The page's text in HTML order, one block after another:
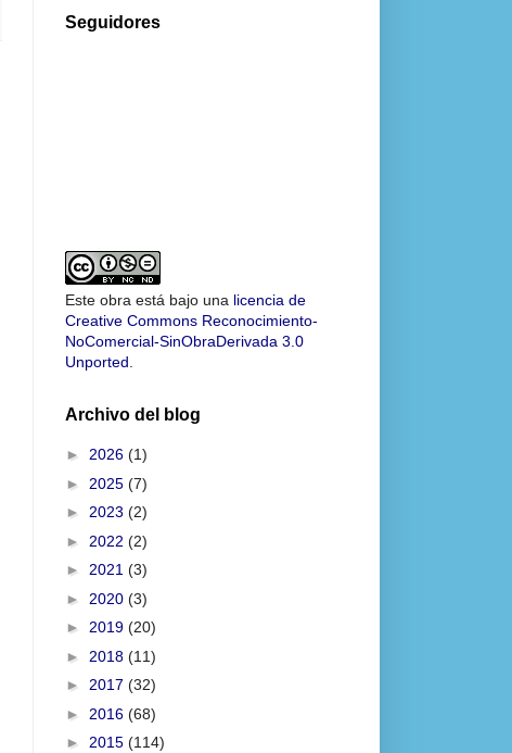
Seguidores
Este obra está bajo una licencia de
Creative Commons Reconocimiento-
NoComercial-SinObraDerivada 3.0
Unported
Archivo del blog
► 2026 (1)
► 2025 (7)
► 2023 (2)
► 2022 (2)
► 2021 (3)
► 2020 (3)
► 2019 (20)
► 2018 (11)
► 2017 (32)
► 2016 (68)
► 2015 (114)